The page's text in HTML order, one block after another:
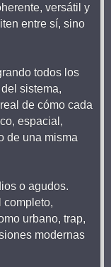
versátil y
entre sí, sino
todos los
sistema,
de cómo cada
espacial,
de una misma
o agudos.
completo,
urbano, trap,
modernas